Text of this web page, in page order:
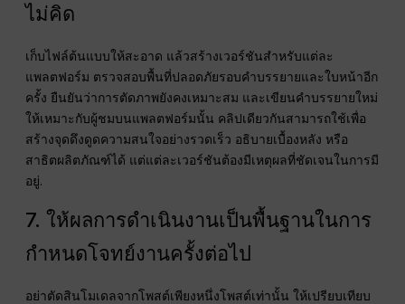
ไม่คิด
เก็บไฟล์ต้นแบบให้สะอาด แล้วสร้างเวอร์ชันสำหรับแต่ละ
แพลตฟอร์ม ตรวจสอบพื้นที่ปลอดภัยรอบคำบรรยายและใบหน้าอีก
ครั้ง ยืนยันว่าการตัดภาพยังคงเหมาะสม และเขียนคำบรรยายใหม่
ให้เหมาะกับผู้ชมบนแพลตฟอร์มนั้น คลิปเดียวกันสามารถใช้เพื่อ
สร้างจุดดึงดูดความสนใจอย่างรวดเร็ว อธิบายเบื้องหลัง หรือ
สาธิตผลิตภัณฑ์ได้ แต่แต่ละเวอร์ชันต้องมีเหตุผลที่ชัดเจนในการมี
อยู่.
7. ให้ผลการดำเนินงานเป็นพื้นฐานในการ
กำหนดโจทย์งานครั้งต่อไป
อย่าตัดสินโมเดลจากโพสต์เพียงหนึ่งโพสต์เท่านั้น ให้เปรียบเทียบ